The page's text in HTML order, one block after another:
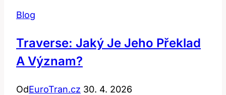
Blog
Traverse: Jaký Je Jeho Překlad
A Význam?
OdEuroTran.cz 30. 4. 2026